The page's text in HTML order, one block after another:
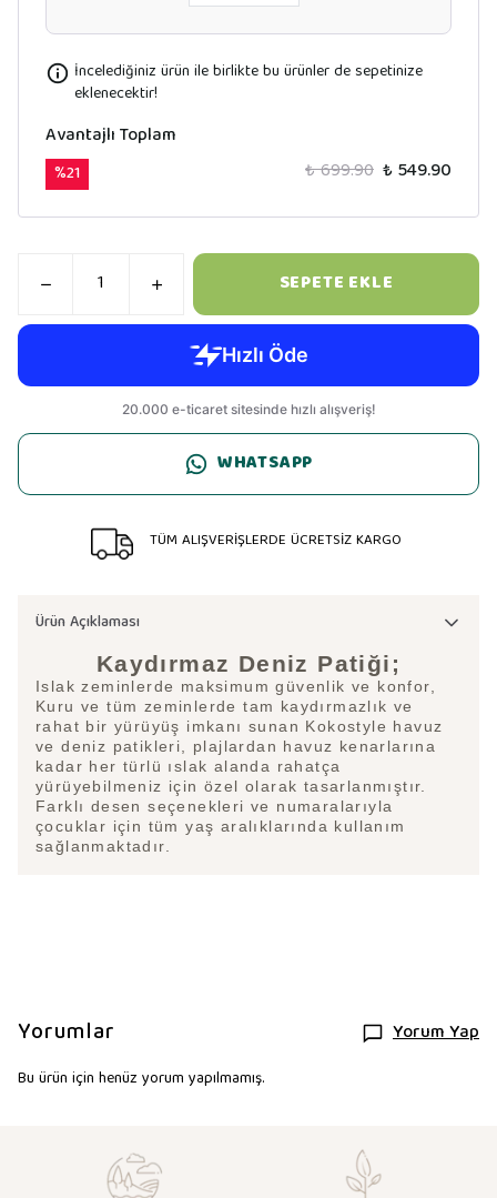
İncelediğiniz ürün ile birlikte bu ürünler de sepetinize
eklenecektir!
Avantajlı Toplam
%21 ₺ 699.90 ₺ 549.90
SEPETE EKLE
WHATSAPP
TÜM ALIŞVERİŞLERDE ÜCRETSİZ KARGO
Ürün Açıklaması
Kaydırmaz Deniz Patiği;
Islak zeminlerde maksimum güvenlik ve konfor,
Kuru ve tüm zeminlerde tam kaydırmazlık ve
rahat bir yürüyüş imkanı sunan Kokostyle havuz
ve deniz patikleri, plajlardan havuz kenarlarına
kadar her türlü ıslak alanda rahatça
yürüyebilmeniz için özel olarak tasarlanmıştır.
Farklı desen seçenekleri ve numaralarıyla
çocuklar için tüm yaş aralıklarında kullanım
sağlanmaktadır.
Yorumlar Yorum Yap
Bu ürün için henüz yorum yapılmamış.